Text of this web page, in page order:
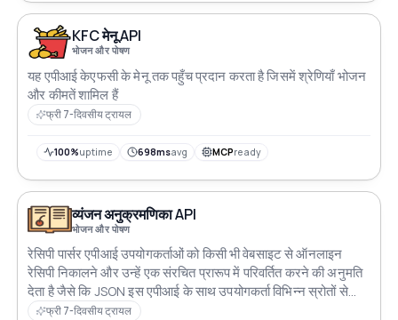
KFC मेनू API
भोजन और पोषण
यह एपीआई केएफसी के मेनू तक पहुँच प्रदान करता है जिसमें श्रेणियाँ भोजन
और कीमतें शामिल हैं
फ्री 7-दिवसीय ट्रायल
100%uptime 698msavg MCPready
व्यंजन अनुक्रमणिका API
भोजन और पोषण
रेसिपी पार्सर एपीआई उपयोगकर्ताओं को किसी भी वेबसाइट से ऑनलाइन
रेसिपी निकालने और उन्हें एक संरचित प्रारूप में परिवर्तित करने की अनुमति
देता है जैसे कि JSON इस एपीआई के साथ उपयोगकर्ता विभिन्न स्रोतों से
रेसिपी पार्स करके अपनी खुद की डिजिटल कुकबुक आसानी से बना सकते हैं
फ्री 7-दिवसीय ट्रायल